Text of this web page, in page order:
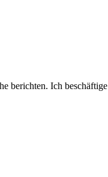
berichten. Ich